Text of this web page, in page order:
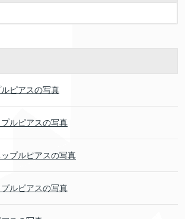
ピアスの写真
ルピアスの写真
プルピアスの写真
ルピアスの写真